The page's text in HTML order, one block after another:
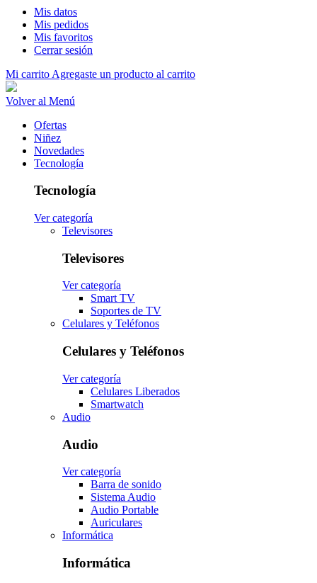
Mis datos
Mis pedidos
Mis favoritos
Cerrar sesión
Mi carrito Agregaste un producto al carrito
Volver al Menú
Ofertas
Niñez
Novedades
Tecnología
Tecnología
Ver categoría
Televisores
Televisores
Ver categoría
Smart TV
Soportes de TV
Celulares y Teléfonos
Celulares y Teléfonos
Ver categoría
Celulares Liberados
Smartwatch
Audio
Audio
Ver categoría
Barra de sonido
Sistema Audio
Audio Portable
Auriculares
Informática
Informática